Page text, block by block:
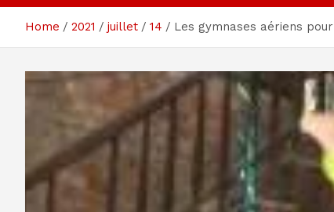
Home 2021 juillet 14 Les gymnases aériens